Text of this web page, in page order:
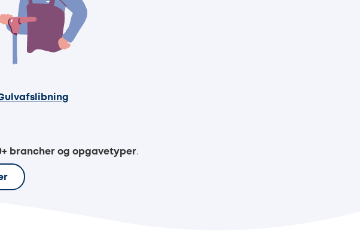
brancher og opgavetyper.